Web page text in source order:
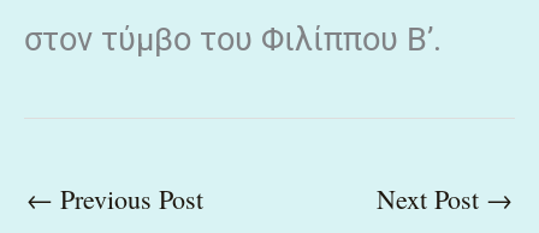
στον τύμβο του Φιλίππου Β’.
← Previous Post Next Post →